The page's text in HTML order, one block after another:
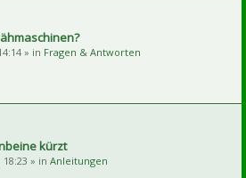
» in Fragen & Antworten
kürzt
18:23 » in Anleitungen